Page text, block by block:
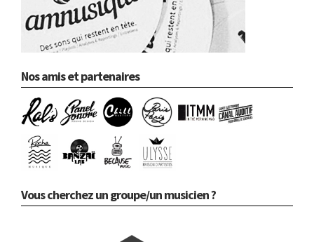
Nos amis et partenaires
Vous cherchez un groupe/un musicien ?